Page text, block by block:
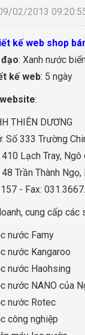
02/2013
kế web shop
: Xanh nước
kế web: 5 ngày
:
THIÊN DƯƠNG
Số 333 Trường
Lạch Tray, Ngô
Trần Thành
- Fax:
cung cấp các
nước Famy
nước Kangaroo
nước Haohsing
nước NANO của
nước Rotec
công nghiệp